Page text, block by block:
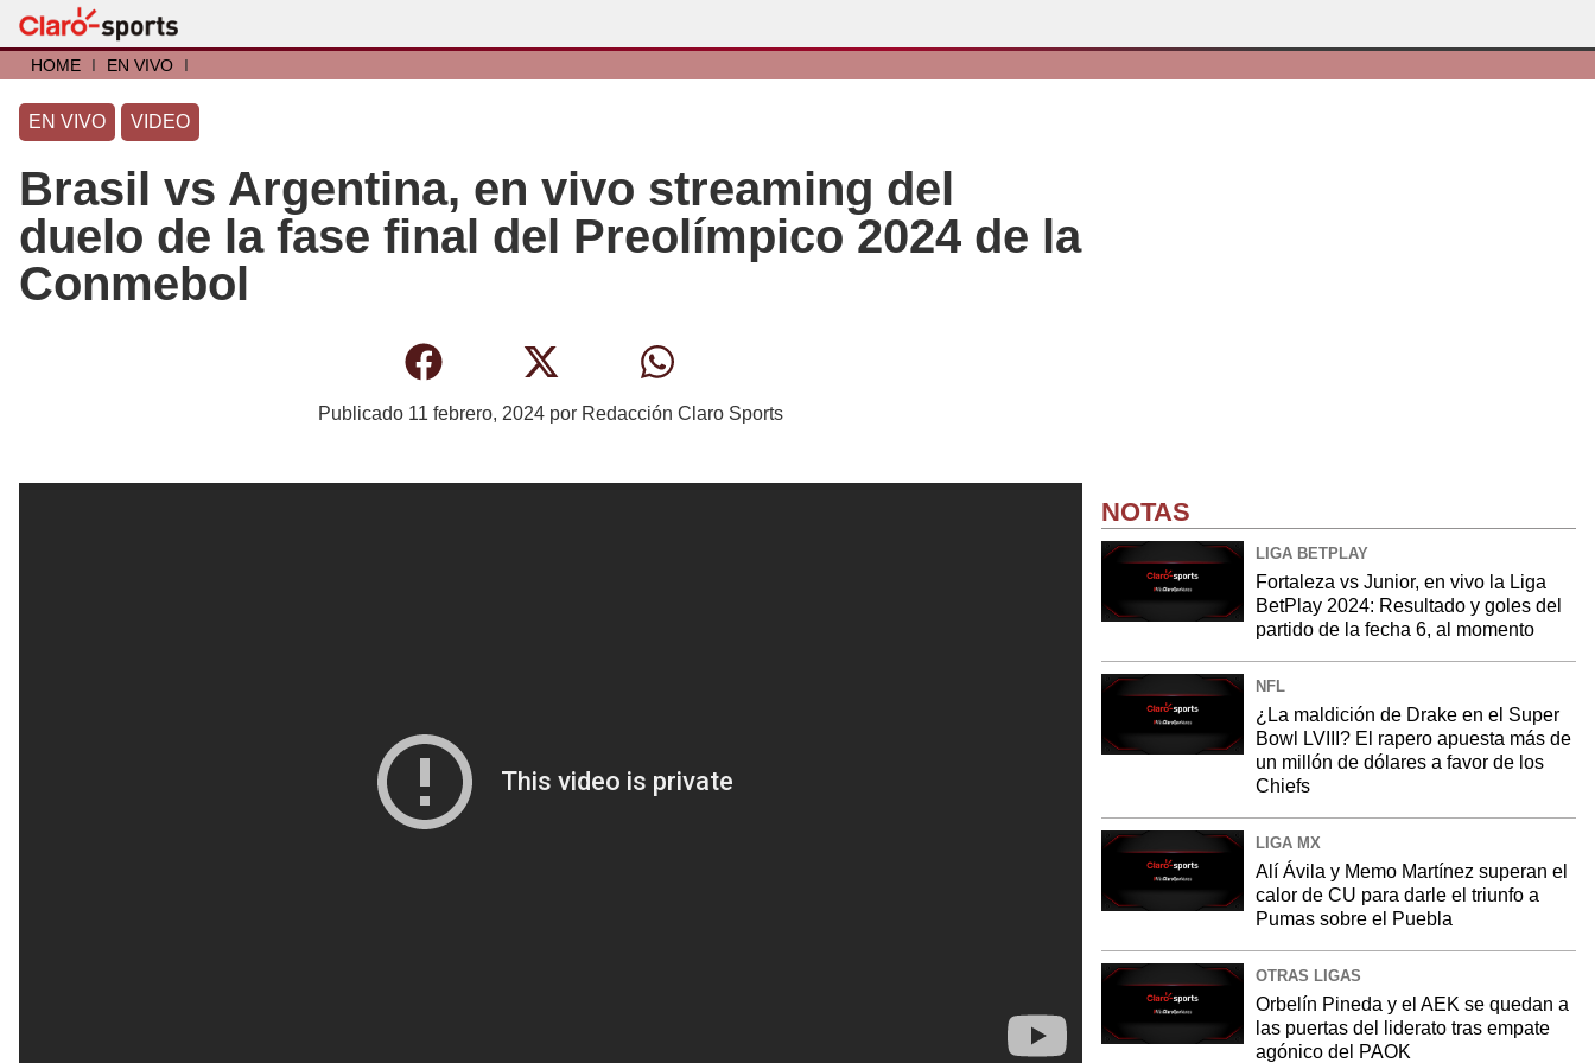
HOME I EN VIVO I
EN VIVO VIDEO
Brasil vs Argentina, en vivo streaming del
duelo de la fase final del Preolímpico 2024 de la
Conmebol
Publicado 11 febrero, 2024 por Redacción Claro Sports
NOTAS
LIGA BETPLAY
Fortaleza vs Junior, en vivo la Liga
BetPlay 2024: Resultado y goles del
partido de la fecha 6, al momento
NFL
¿La maldición de Drake en el Super
Bowl LVIII? El rapero apuesta más de
un millón de dólares a favor de los
Chiefs
LIGA MX
Alí Ávila y Memo Martínez superan el
calor de CU para darle el triunfo a
Pumas sobre el Puebla
OTRAS LIGAS
Orbelín Pineda y el AEK se quedan a
las puertas del liderato tras empate
agónico del PAOK